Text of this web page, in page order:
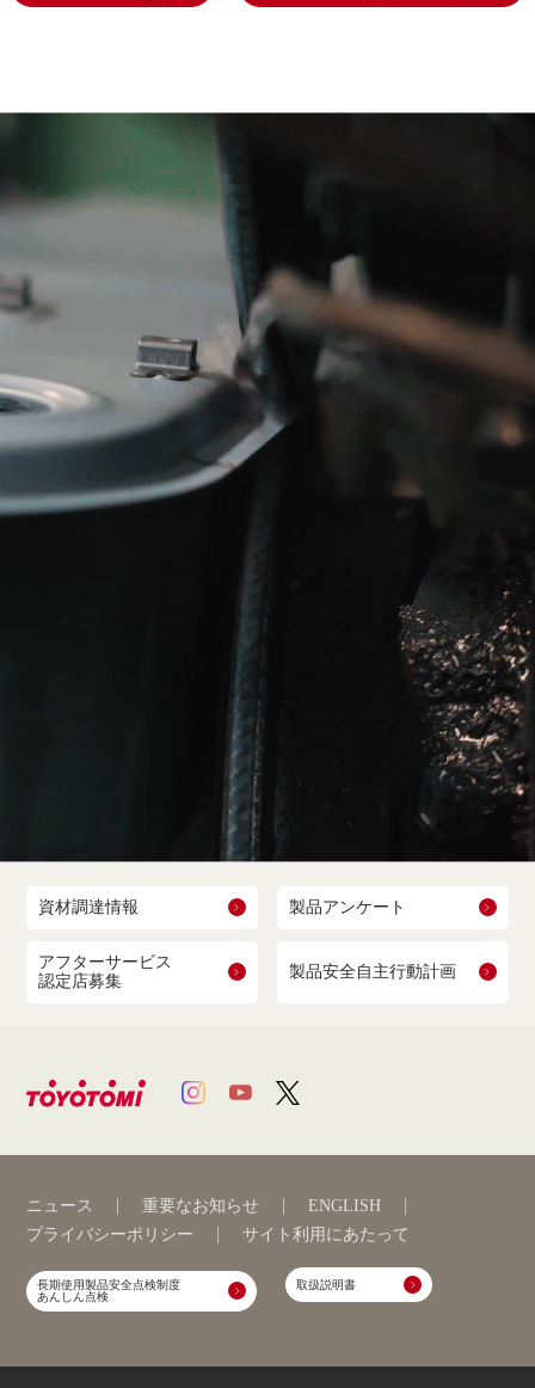
資材調達情報 製品アンケート
アフターサービス
認定店募集
製品安全自主行動計画
ニュース 重要なお知らせ
ENGLISH
プライバシーポリシー
サイト利用にあたって
長期使用製品安全点検制度
あんしん点検
取扱説明書